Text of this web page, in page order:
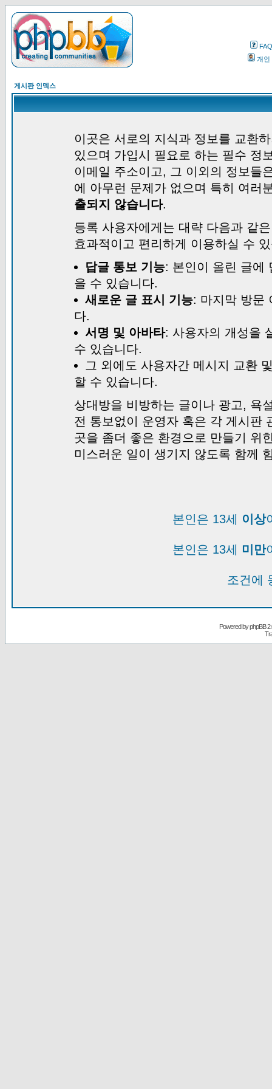
FAQ
개인
게시판 인덱스
이곳은 서로의 지식과 정보를 교환
있으며 가입시 필요로 하는 필수 정
이메일 주소이고, 그 이외의 정보들
에 아무런 문제가 없으며 특히 여러
출되지 않습니다.
등록 사용자에게는 대략 다음과 같
효과적이고 편리하게 이용하실 수
답글 통보 기능: 본인이 올린 글에
을 수 있습니다.
새로운 글 표시 기능: 마지막 방문
다.
서명 및 아바타: 사용자의 개성을
수 있습니다.
그 외에도 사용자간 메시지 교환
할 수 있습니다.
상대방을 비방하는 글이나 광고, 욕
전 통보없이 운영자 혹은 각 게시판
곳을 좀더 좋은 환경으로 만들기 위
미스러운 일이 생기지 않도록 함께
본인은 13세 이상
본인은 13세 미만
조건에
Powered byphpBB